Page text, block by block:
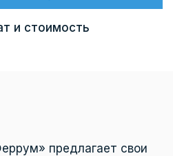
и стоимость
предлагает свои